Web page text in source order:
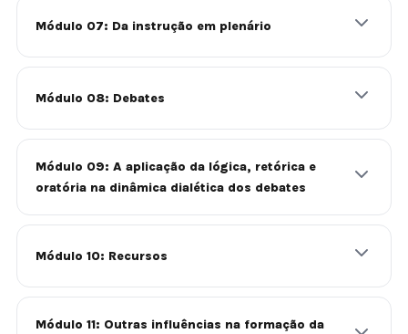
Módulo 07: Da instrução em plenário
Módulo 08: Debates
Módulo 09: A aplicação da lógica, retórica e
oratória na dinâmica dialética dos debates
Módulo 10: Recursos
Módulo 11: Outras influências na formação da